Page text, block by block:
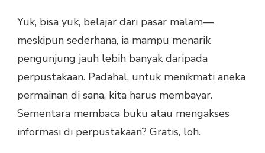
Yuk, bisa yuk, belajar dari pasar malam—
meskipun sederhana, ia mampu menarik
pengunjung jauh lebih banyak daripada
perpustakaan. Padahal, untuk menikmati aneka
permainan di sana, kita harus membayar.
Sementara membaca buku atau mengakses
informasi di perpustakaan? Gratis, loh.